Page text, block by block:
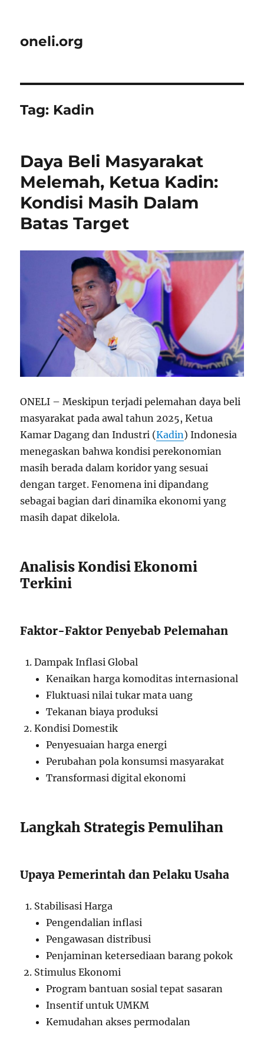
oneli.org
Tag: Kadin
Daya Beli Masyarakat
Melemah, Ketua Kadin:
Kondisi Masih Dalam
Batas Target
ONELI – Meskipun terjadi pelemahan daya beli
masyarakat pada awal tahun 2025, Ketua
Kamar Dagang dan Industri (Kadin) Indonesia
menegaskan bahwa kondisi perekonomian
masih berada dalam koridor yang sesuai
dengan target. Fenomena ini dipandang
sebagai bagian dari dinamika ekonomi yang
masih dapat dikelola.
Analisis Kondisi Ekonomi
Terkini
Faktor-Faktor Penyebab Pelemahan
Dampak Inflasi Global
Kenaikan harga komoditas internasional
Fluktuasi nilai tukar mata uang
Tekanan biaya produksi
Kondisi Domestik
Penyesuaian harga energi
Perubahan pola konsumsi masyarakat
Transformasi digital ekonomi
Langkah Strategis Pemulihan
Upaya Pemerintah dan Pelaku Usaha
Stabilisasi Harga
Pengendalian inflasi
Pengawasan distribusi
Penjaminan ketersediaan barang pokok
Stimulus Ekonomi
Program bantuan sosial tepat sasaran
Insentif untuk UMKM
Kemudahan akses permodalan